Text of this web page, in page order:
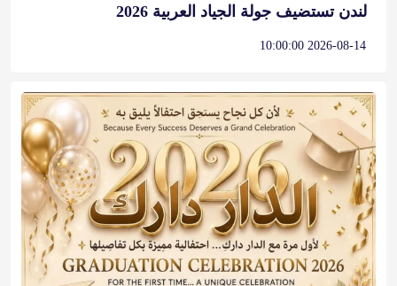
لندن تستضيف جولة الجياد العربية 2026
2026-08-14 10:00:00